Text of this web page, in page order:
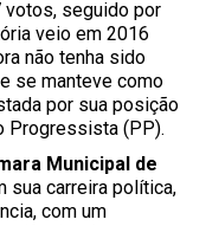
votos, seguido por
veio em 2016
não tenha sido
se manteve como
por sua posição
Progressista (PP).
Municipal de
sua carreira política,
com um